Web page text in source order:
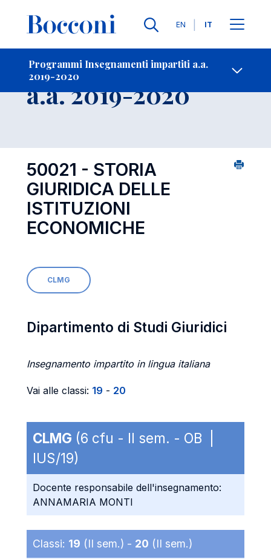
Lingue
EN IT
Programmi Insegnamenti impartiti a.a.
2019-2020
-
Insegnamento
a.a. 2019-2020
50021 - STORIA
GIURIDICA DELLE
ISTITUZIONI
ECONOMICHE
CLMG
Dipartimento di Studi Giuridici
Insegnamento impartito in lingua italiana
Vai alle classi: 19 - 20
CLMG (6 cfu - II sem. - OB |
IUS/19)
Docente responsabile dell'insegnamento:
ANNAMARIA MONTI
Classi: 19 (II sem.) - 20 (II sem.)